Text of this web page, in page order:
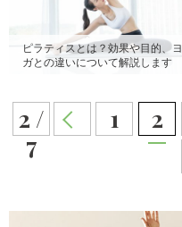
ピラティスとは？効果や目的、ヨ
ガとの違いについて解説します
2 /
7
1 2